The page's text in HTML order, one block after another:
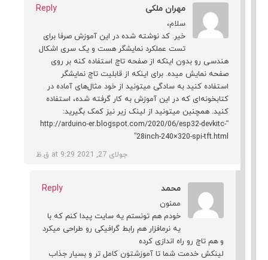
مهران ملکی Reply
سلام،
خیر. کد نوشته شده در این آموزش صرفا برای
تست عملکرد نمایشگر هست و یک سری اشکال
هندسی رو بدون اینکه از صفحه تاچ استفاده کنه بر روی
صفحه نمایش میده. برای اینکه از قابلیت تاچ نمایشگر
استفاده کنید به سادگی میتونید از خود مثال‌های آماده در
کتابخونه‌ای که در این آموزش به کار گرفته شده، استفاده
کنید. همچنین میتونید از لینک زیر نیز کمک بگیرید:
“http://arduino-er.blogspot.com/2020/06/esp32-devkitc-
28inch-240×320-spi-tft.html”
جولای 27, 2021 at 9:29 ق.ظ
محمد Reply
ممنون
خودم هم تونستم یه سایت پیدا کنم که با
یه نرمافزار هم رابط گرافیکی رو طراحی میکرد
و هم تاچ رو راه اندازی کرده
لینکش خدمت شما تا آموزشتون کامل تر و بسیار جذاب